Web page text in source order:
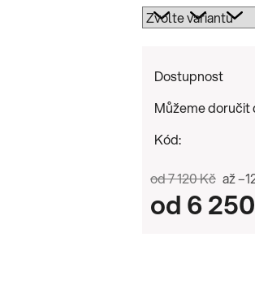
Dostupnost
Můžeme doručit
Kód:
od 7 120 Kč až
od6